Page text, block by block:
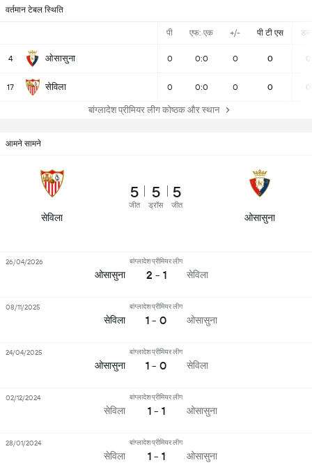
वर्तमान टेबल स्थिति
पी एफ: एक +/- पी टी एस
4 ओसासुना 0 0:0 0 0 0
17 सेविला 0 0:0 0 0 0
बांग्लादेश प्रीमियर लीग कोष्ठक और स्थान
आमने सामने
सेविला
5
जीत
5
ड्रॉस
5
जीत
ओसासुना
ओसासुना
बांग्लादेश प्रीमियर लीग
2 - 1 सेविला
26/04/2026
सेविला
बांग्लादेश प्रीमियर लीग
1 - 0 ओसासुना
08/11/2025
ओसासुना
बांग्लादेश प्रीमियर लीग
1 - 0 सेविला
24/04/2025
सेविला
बांग्लादेश प्रीमियर लीग
1 - 1 ओसासुना
02/12/2024
सेविला
बांग्लादेश प्रीमियर लीग
1 - 1 ओसासुना
28/01/2024